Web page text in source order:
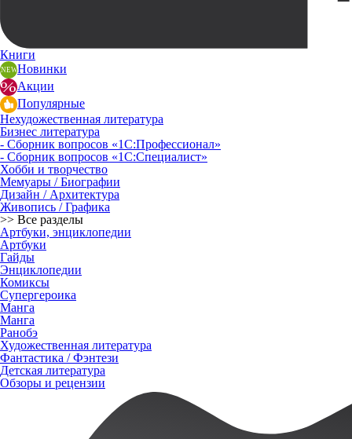
Книги
Новинки
Акции
Популярные
Нехудожественная литература
Бизнес литература
- Сборник вопросов «1С:Профессионал»
- Сборник вопросов «1С:Специалист»
Хобби и творчество
Мемуары / Биографии
Дизайн / Архитектура
Живопись / Графика
>> Все разделы
Артбуки, энциклопедии
Артбуки
Гайды
Энциклопедии
Комиксы
Супергероика
Манга
Манга
Ранобэ
Художественная литература
Фантастика / Фэнтези
Детская литература
Обзоры и рецензии